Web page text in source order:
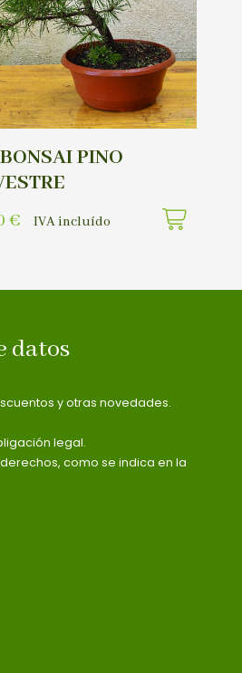
PINO
€ IVA incluído
datos
y otras novedades.
legal.
como se indica en la